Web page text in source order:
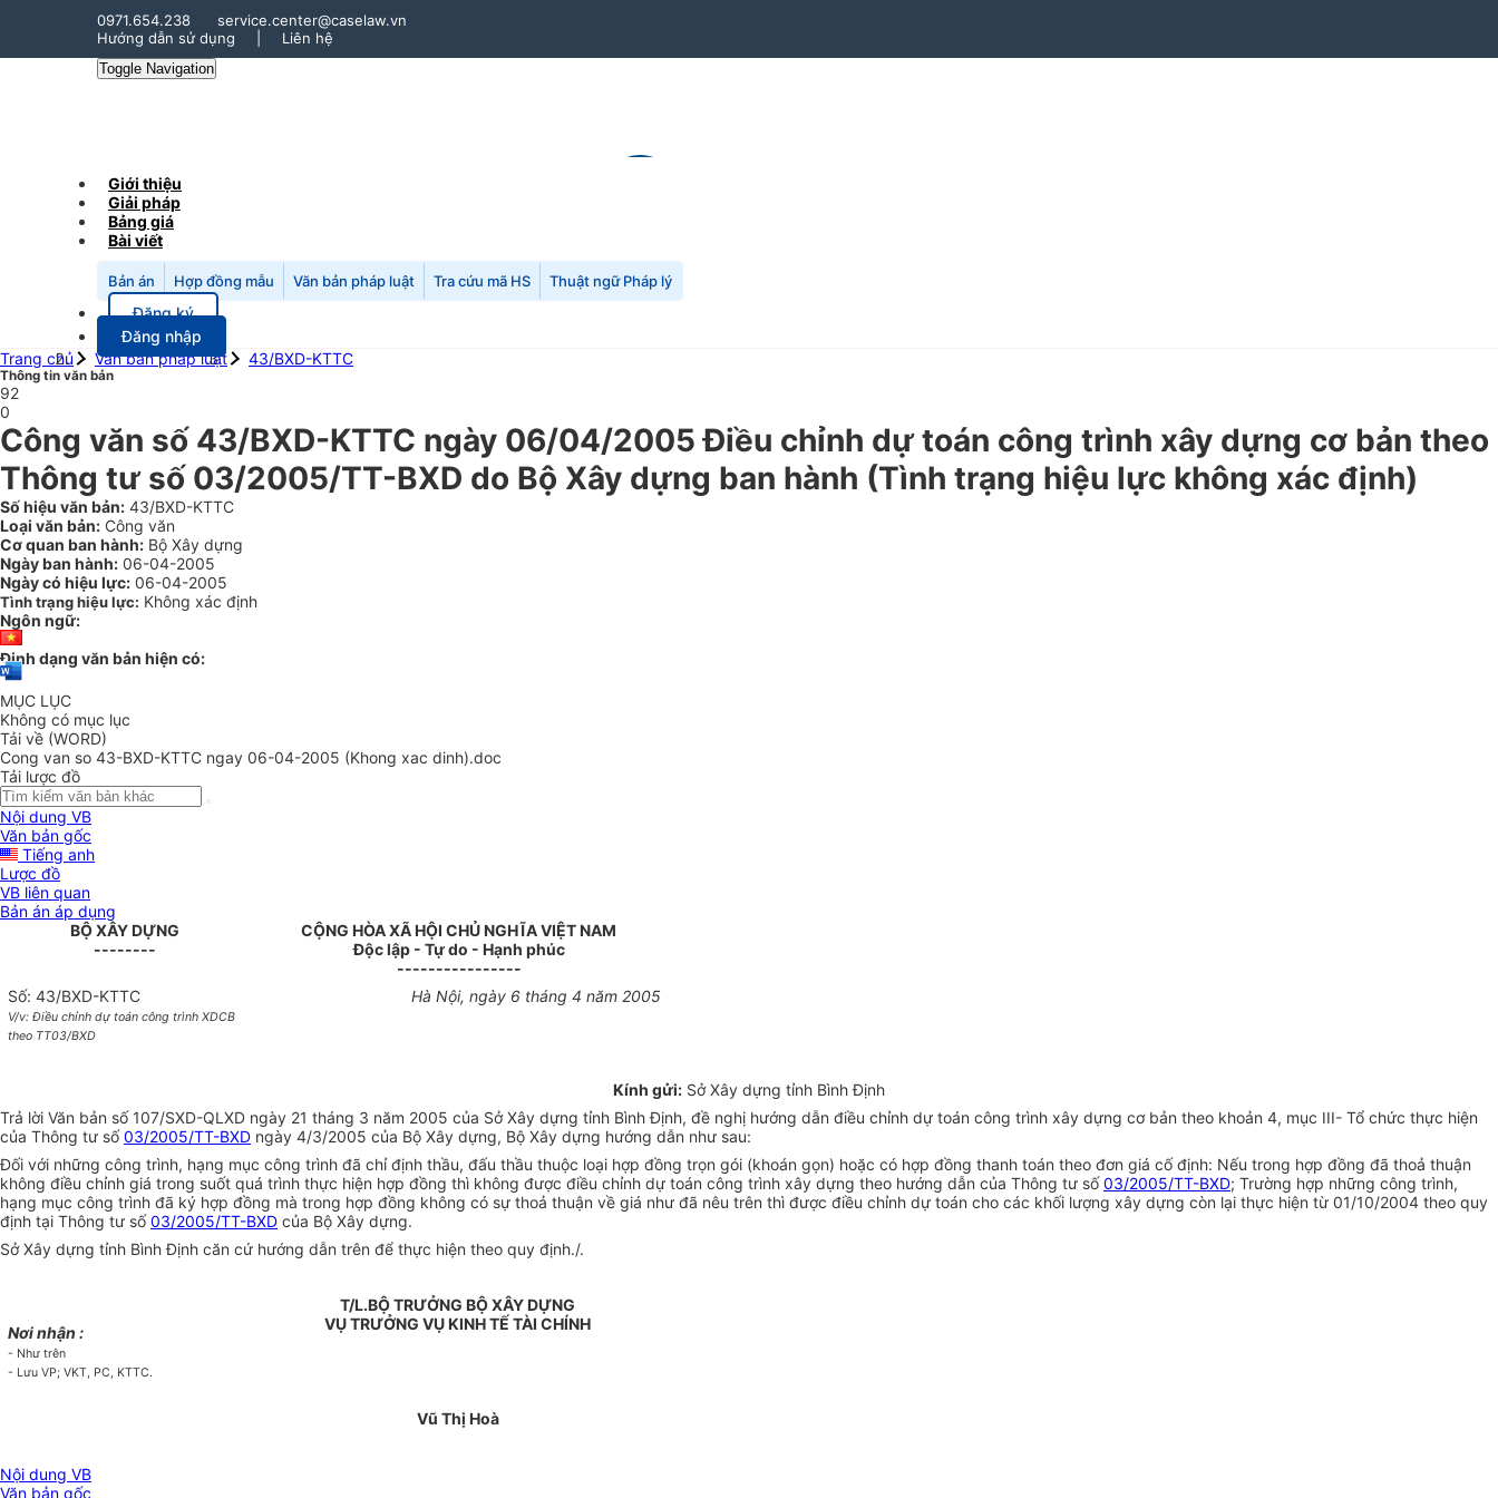
0971.654.238
service.center@caselaw.vn
Hướng dẫn sử dụng
Liên hệ
Toggle Navigation
Giới thiệu
Giải pháp
Bảng giá
Bài viết
Bản án Hợp đồng mẫu Văn bản pháp luật Tra cứu mã HS Thuật ngữ Pháp lý
Đăng ký
Đăng nhập
Trang chủ
Văn bản pháp luật 43/BXD-KTTC
Thông tin văn bản
92
0
Công văn số 43/BXD-KTTC ngày 06/04/2005 Điều chỉnh dự toán công trình xây dựng cơ bản theo
Thông tư số 03/2005/TT-BXD do Bộ Xây dựng ban hành (Tình trạng hiệu lực không xác định)
Số hiệu văn bản: 43/BXD-KTTC
Loại văn bản: Công văn
Cơ quan ban hành: Bộ Xây dựng
Ngày ban hành: 06-04-2005
Ngày có hiệu lực: 06-04-2005
Tình trạng hiệu lực: Không xác định
Ngôn ngữ:
Định dạng văn bản hiện có:
MỤC LỤC
Không có mục lục
Tải về (WORD)
Cong van so 43-BXD-KTTC ngay 06-04-2005 (Khong xac dinh).doc
Tải lược đồ
Nội dung VB
Văn bản gốc
Tiếng anh
Lược đồ
VB liên quan
Bản án áp dụng
BỘ XÂY DỰNG
--------
CỘNG HÒA XÃ HỘI CHỦ NGHĨA VIỆT NAM
Độc lập - Tự do - Hạnh phúc
----------------
Số: 43/BXD-KTTC
V/v: Điều chỉnh dự toán công trình XDCB
theo TT03/BXD
Hà Nội, ngày 6 tháng 4 năm 2005
Kính gửi: Sở Xây dựng tỉnh Bình Định
Trả lời Văn bản số 107/SXD-QLXD ngày 21 tháng 3 năm 2005 của Sở Xây dựng tỉnh Bình Định, đề nghị hướng dẫn điều chỉnh dự toán công trình xây dựng cơ bản theo khoản 4, mục III- Tổ chức thực hiện
của Thông tư số03/2005/TT-BXD ngày 4/3/2005 của Bộ Xây dựng, Bộ Xây dựng hướng dẫn như sau:
Đối với những công trình, hạng mục công trình đã chỉ định thầu, đấu thầu thuộc loại hợp đồng trọn gói (khoán gọn) hoặc có hợp đồng thanh toán theo đơn giá cố định: Nếu trong hợp đồng đã thoả thuận
không điều chỉnh giá trong suốt quá trình thực hiện hợp đồng thì không được điều chỉnh dự toán công trình xây dựng theo hướng dẫn của Thông tư số03/2005/TT-BXD; Trường hợp những công trình,
hạng mục công trình đã ký hợp đồng mà trong hợp đồng không có sự thoả thuận về giá như đã nêu trên thì được điều chỉnh dự toán cho các khối lượng xây dựng còn lại thực hiện từ 01/10/2004 theo quy
định tại Thông tư số03/2005/TT-BXD của Bộ Xây dựng.
Sở Xây dựng tỉnh Bình Định căn cứ hướng dẫn trên để thực hiện theo quy định./.
Nơi nhận :
- Như trên
- Lưu VP; VKT, PC, KTTC.
T/L.BỘ TRƯỞNG BỘ XÂY DỰNG
VỤ TRƯỞNG VỤ KINH TẾ TÀI CHÍNH
Vũ Thị Hoà
Nội dung VB
Văn bản gốc